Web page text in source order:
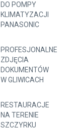
DO POMPY
KLIMATYZACJI
PANASONIC
PROFESJONALNE
ZDJĘCIA
DOKUMENTÓW
W GLIWICACH
RESTAURACJE
NA TERENIE
SZCZYRKU